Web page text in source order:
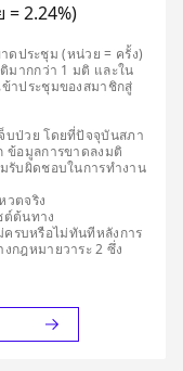
2.24%)
ดประชุม (หน่วย = ครั้ง)
มากกว่า 1 มติ และใน
าประชุมของสมาชิกสู่
บป่วย โดยที่ปัจจุบันสภา
ข้อมูลการขาดลงมติ
รับผิดชอบในการทำงาน
วตจริง
ต์ต้นทาง
ครบหรือไม่ทันทีหลังการ
กฎหมายวาระ 2 ซึ่ง